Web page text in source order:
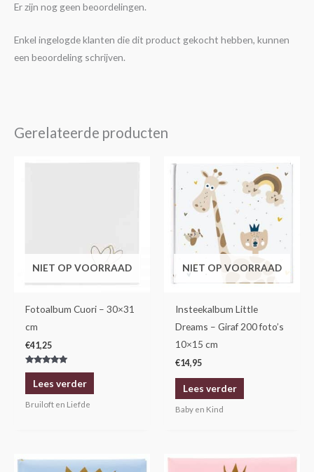
Er zijn nog geen beoordelingen.
Enkel ingelogde klanten die dit product gekocht hebben, kunnen
een beoordeling schrijven.
Gerelateerde producten
NIET OP VOORRAAD
Fotoalbum Cuori – 30×31
cm
€41,25
Gewaardeerd
5.00
uit 5Lees verder
Bruiloft en Liefde
NIET OP VOORRAAD
Insteekalbum Little
Dreams – Giraf 200 foto’s
10×15 cm
€14,95
Lees verder
Baby en Kind